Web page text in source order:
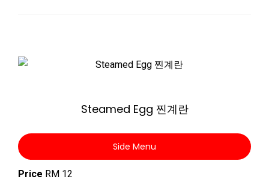
Steamed Egg 찐계란
Side Menu
Price RM 12